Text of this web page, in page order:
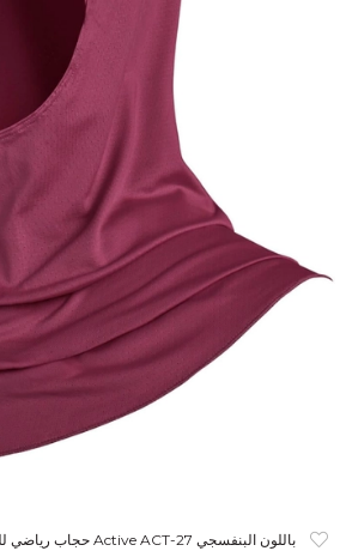
Haşema حجاب رياضي للمحجبات من مجموعة Active ACT-27 باللون البنفسجي